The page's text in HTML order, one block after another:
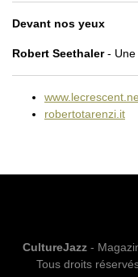
Devant nos yeux
Robert Seethaler-
robertotarenzi.it
CultureJazz-
Tous droits